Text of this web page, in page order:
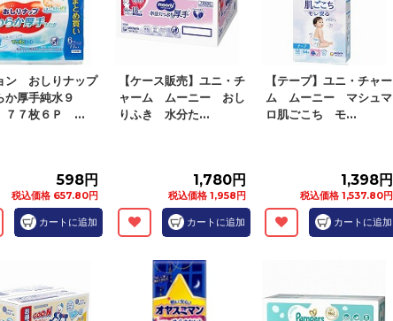
ン おしりナップ
か厚手純水９
７７枚６Ｐ ...
598円
税込価格 657.80円
カートに追加
【ケース販売】ユニ・チ
ャーム ムーニー おし
りふき 水分た...
1,780円
税込価格 1,958円
カートに追加
【テープ】ユニ・チャー
ム ムーニー マシュマ
ロ肌ごこち モ...
1,398円
税込価格 1,537.80円
カートに追加